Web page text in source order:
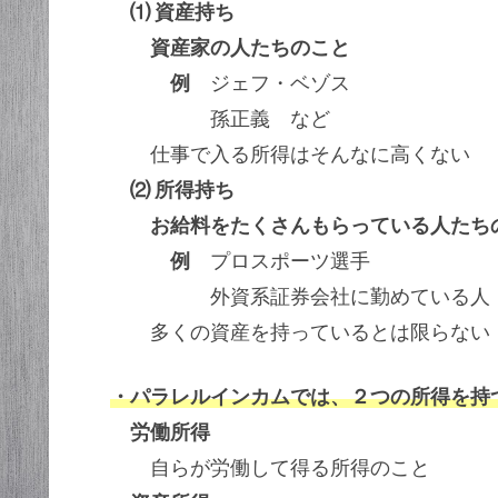
⑴ 資産持ち
資産家の人たちのこと
例
ジェフ・ベゾス
孫正義 など
仕事で入る所得はそんなに高くない
⑵ 所得持ち
お給料をたくさんもらっている人たち
例
プロスポーツ選手
外資系証券会社に勤めている人
多くの資産を持っているとは限らない
・パラレルインカムでは、２つの所得を持
労働所得
自らが労働して得る所得のこと